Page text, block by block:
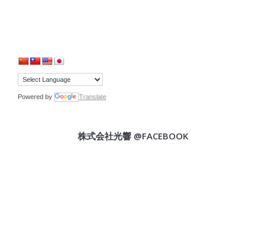
Powered by Translate
株式会社光響 @FACEBOOK